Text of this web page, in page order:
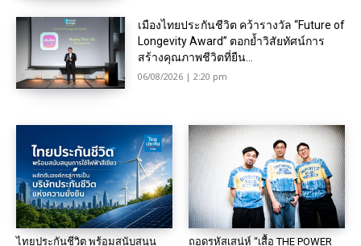
เมืองไทยประกันชีวิต คว้ารางวัล “Future of
Longevity Award” ตอกย้ำวิสัยทัศน์การ
สร้างคุณภาพชีวิตที่ยืน...
06/08/2026 | 2:20 pm
ไทยประกันชีวิต พร้อมสนับสนุน
ถอดรหัสเสน่ห์ “เสื้อ THE POWER